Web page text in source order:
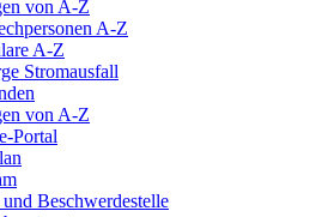
von A-Z
A-Z
A-Z
Stromausfall
von A-Z
Portal
Beschwerdestelle